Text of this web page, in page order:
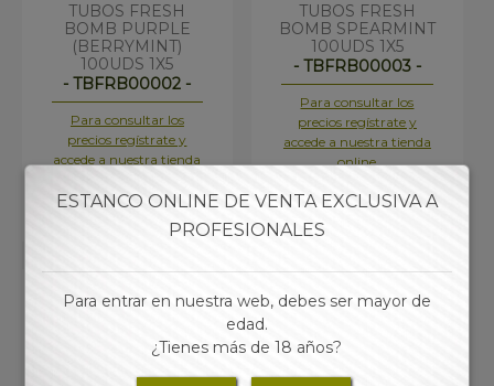
TUBOS FRESH
BOMB PURPLE
(BERRYMINT)
100UDS 1X5
- TBFRB00002 -
Para consultar los
precios regístrate y
accede a nuestra tienda
TUBOS FRESH
BOMB SPEARMINT
100UDS 1X5
- TBFRB00003 -
Para consultar los
precios regístrate y
accede a nuestra tienda
online
ESTANCO ONLINE DE VENTA EXCLUSIVA A
PROFESIONALES
Para entrar en nuestra web, debes ser mayor de
edad.
¿Tienes más de 18 años?